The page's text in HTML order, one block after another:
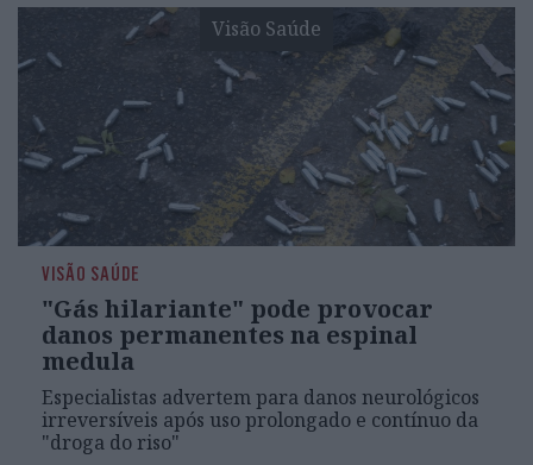
Visão Saúde
VISÃO SAÚDE
"Gás hilariante" pode provocar
danos permanentes na espinal
medula
Especialistas advertem para danos neurológicos
irreversíveis após uso prolongado e contínuo da
"droga do riso"